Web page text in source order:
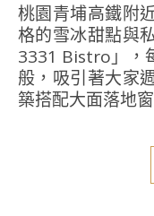
桃園青埔高鐵附近靜謐巷弄裡，藏著一家極具風
格的雪冰甜點與
3331 Bistro」，
般，吸引著大家
築搭配大面落地